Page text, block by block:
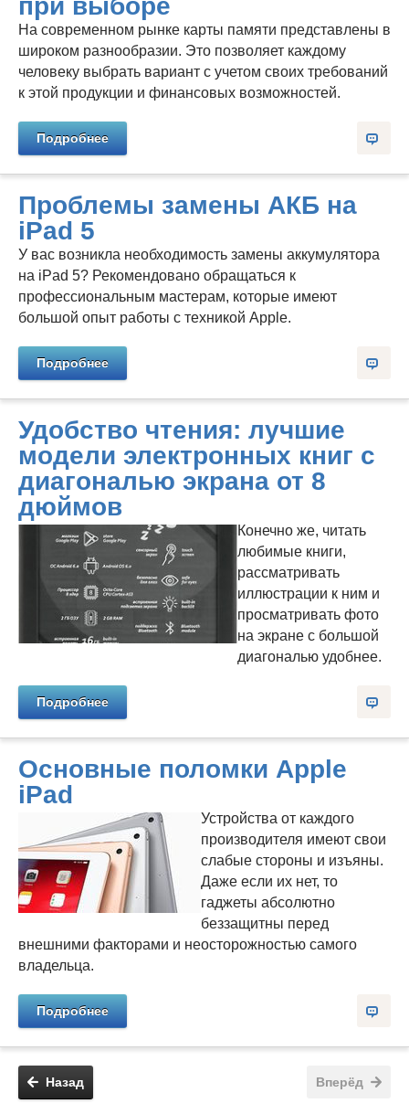
при выборе
На современном рынке карты памяти представлены в
широком разнообразии. Это позволяет каждому
человеку выбрать вариант с учетом своих требований
к этой продукции и финансовых возможностей.
Подробнее
Проблемы замены АКБ на
iPad 5
У вас возникла необходимость замены аккумулятора
на iPad 5? Рекомендовано обращаться к
профессиональным мастерам, которые имеют
большой опыт работы с техникой Apple.
Подробнее
Удобство чтения: лучшие
модели электронных книг с
диагональю экрана от 8
дюймов
Конечно же, читать
любимые книги,
рассматривать
иллюстрации к ним и
просматривать фото
на экране с большой
диагональю удобнее.
Подробнее
Основные поломки Apple
iPad
Устройства от каждого
производителя имеют свои
слабые стороны и изъяны.
Даже если их нет, то
гаджеты абсолютно
беззащитны перед
внешними факторами и неосторожностью самого
владельца.
Подробнее
Вперёд
Назад